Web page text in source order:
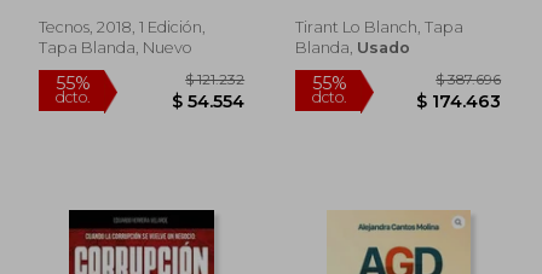
Política - Semilla y
Surco - Serie de
Tecnos, 2018, 1 Edición,
Tapa Blanda, Nuevo
Organizado y
Delincuencia
Tirant Lo Blanch, Tapa
Blanda, Usado